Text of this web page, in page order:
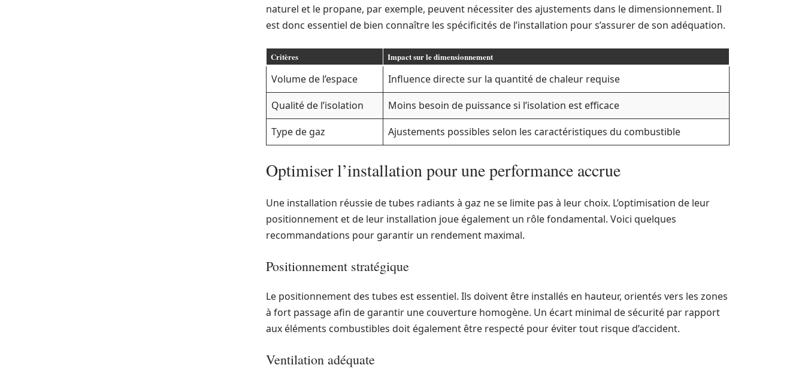
naturel et le propane, par exemple, peuvent nécessiter des ajustements dans le dimensionnement. Il
est donc essentiel de bien connaître les spécificités de l’installation pour s’assurer de son adéquation.
Critères Impact sur le dimensionnement
Volume de l’espace
Influence directe sur la quantité de chaleur requise
Qualité de l’isolation
Moins besoin de puissance si l’isolation est efficace
Type de gaz
Ajustements possibles selon les caractéristiques du combustible
Optimiser l’installation pour une performance accrue
Une installation réussie de tubes radiants à gaz ne se limite pas à leur choix. L’optimisation de leur
positionnement et de leur installation joue également un rôle fondamental. Voici quelques
recommandations pour garantir un rendement maximal.
Positionnement stratégique
Le positionnement des tubes est essentiel. Ils doivent être installés en hauteur, orientés vers les zones
à fort passage afin de garantir une couverture homogène. Un écart minimal de sécurité par rapport
aux éléments combustibles doit également être respecté pour éviter tout risque d’accident.
Ventilation adéquate